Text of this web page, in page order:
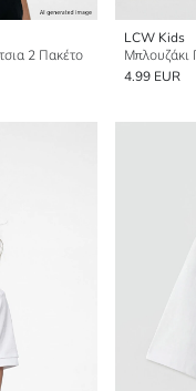
2 Πακέτο
LCW Kids
Μπλουζάκι
4.99 EUR